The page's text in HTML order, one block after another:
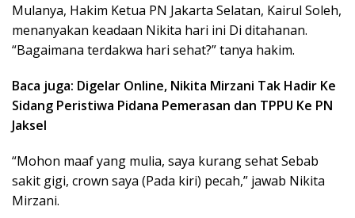
Mulanya, Hakim Ketua PN Jakarta Selatan, Kairul Soleh,
menanyakan keadaan Nikita hari ini Di ditahanan.
“Bagaimana terdakwa hari sehat?” tanya hakim.
Baca juga: Digelar Online, Nikita Mirzani Tak Hadir Ke
Sidang Peristiwa Pidana Pemerasan dan TPPU Ke PN
Jaksel
“Mohon maaf yang mulia, saya kurang sehat Sebab
sakit gigi, crown saya (Pada kiri) pecah,” jawab Nikita
Mirzani.